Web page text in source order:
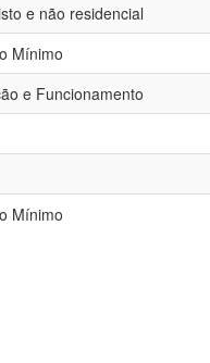
e não residencial
Mínimo
e Funcionamento
Mínimo